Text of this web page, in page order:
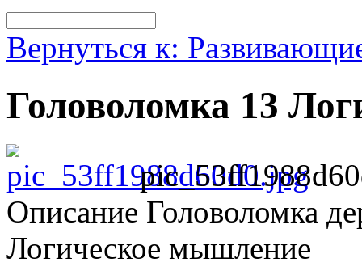
Вернуться к:
Головоломка 13
Описание Головоломка
Логическое мышление